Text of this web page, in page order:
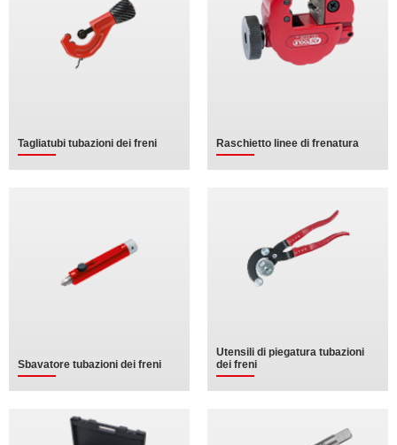
Tagliatubi tubazioni dei freni Raschietto linee di frenatura
Sbavatore tubazioni dei freni
Utensili di piegatura tubazioni
dei freni